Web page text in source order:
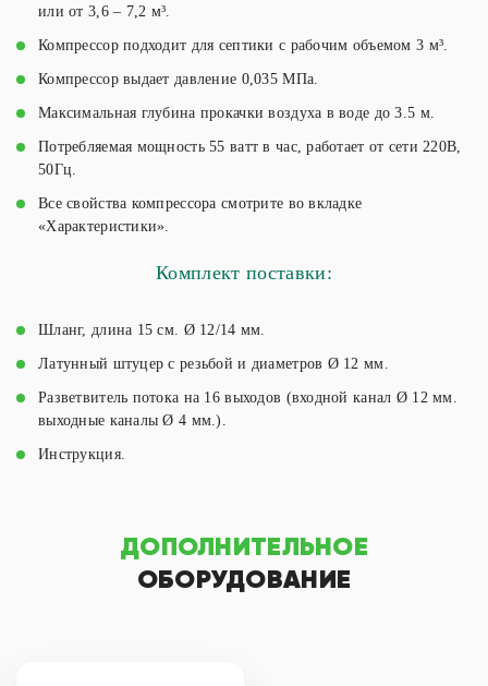
или от 3,6 – 7,2 м³.
Компрессор подходит для септики с рабочим объемом 3 м³.
Компрессор выдает давление 0,035 МПа.
Максимальная глубина прокачки воздуха в воде до 3.5 м.
Потребляемая мощность 55 ватт в час, работает от сети 220В,
50Гц.
Все свойства компрессора смотрите во вкладке
«Характеристики».
Комплект поставки:
Шланг, длина 15 см. Ø 12/14 мм.
Латунный штуцер с резьбой и диаметров Ø 12 мм.
Разветвитель потока на 16 выходов (входной канал Ø 12 мм.
выходные каналы Ø 4 мм.).
Инструкция.
ДОПОЛНИТЕЛЬНОЕ
ОБОРУДОВАНИЕ